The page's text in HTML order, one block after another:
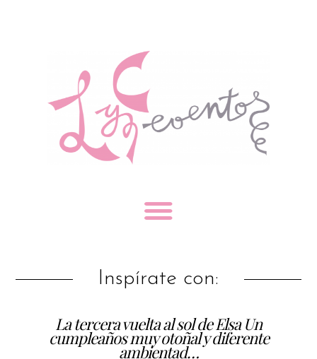
Inspírate con:
La tercera vuelta al sol de Elsa Un
cumpleaños muy otoñal y diferente
ambientad…